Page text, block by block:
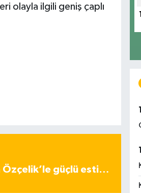
olayla ilgili geniş çaplı
Özçelik’le güçlü esti…